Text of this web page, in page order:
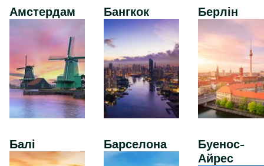
Амстердам
Балі
Бангкок
Барселона
Берлін
Буенос-
Айрес